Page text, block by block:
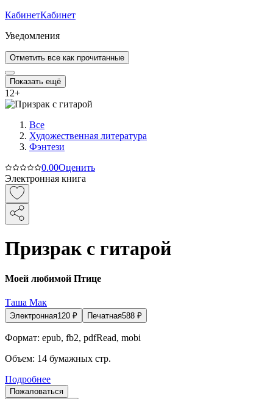
КабинетКабинет
Уведомления
Отметить все как прочитанные
Показать ещё
12+
Все
Художественная литература
Фэнтези
0.00Оценить
Электронная книга
Призрак с гитарой
Моей любимой Птице
Таша Мак
Электронная120 ₽ Печатная588 ₽
Формат: epub, fb2, pdfRead, mobi
Объем: 14 бумажных стр.
Подробнее
Пожаловаться